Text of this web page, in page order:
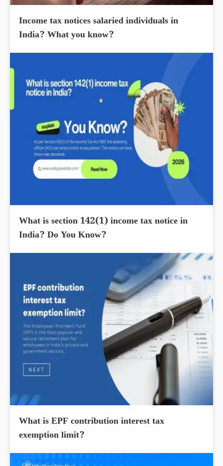
Income tax notices salaried individuals in
India? What you know?
What is section 142(1) income tax notice in
India? Do You Know?
What is EPF contribution interest tax
exemption limit?